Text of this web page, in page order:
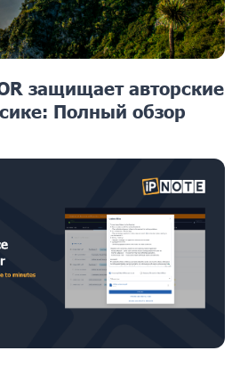
защищает авторские
Полный обзор